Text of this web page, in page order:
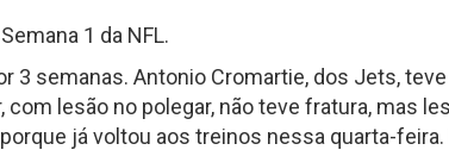
1 da NFL.
3 semanas. Antonio Cromartie, dos Jets, teve
lesão no polegar, não teve fratura, mas
já voltou aos treinos nessa quarta-feira.